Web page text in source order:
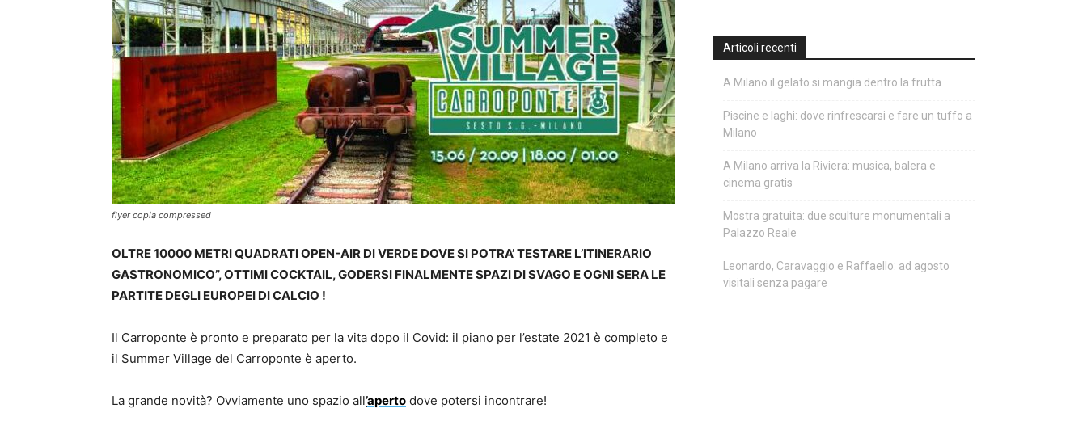
flyer copia compressed
OLTRE 10000 METRI QUADRATI OPEN-AIR DI VERDE DOVE SI POTRA’ TESTARE L’ITINERARIO
GASTRONOMICO”, OTTIMI COCKTAIL, GODERSI FINALMENTE SPAZI DI SVAGO E OGNI SERA LE
PARTITE DEGLI EUROPEI DI CALCIO !
Il Carroponte è pronto e preparato per la vita dopo il Covid: il piano per l’estate 2021 è completo e
il Summer Village del Carroponte è aperto.
La grande novità? Ovviamente uno spazio all’aperto dove potersi incontrare!
Articoli recenti
A Milano il gelato si mangia dentro la frutta
Piscine e laghi: dove rinfrescarsi e fare un tuffo a
Milano
A Milano arriva la Riviera: musica, balera e
cinema gratis
Mostra gratuita: due sculture monumentali a
Palazzo Reale
Leonardo, Caravaggio e Raffaello: ad agosto
visitali senza pagare